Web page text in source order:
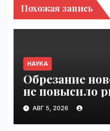
Похожая запись
НАУКА
Обрезание
не повысило
расстройств
спектра |
АВГ 5, 2026